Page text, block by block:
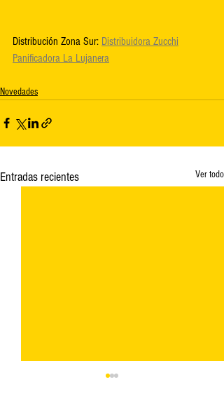
Distribución Zona Sur: Distribuidora Zucchi
Panificadora La Lujanera
Novedades
Entradas recientes Ver todo